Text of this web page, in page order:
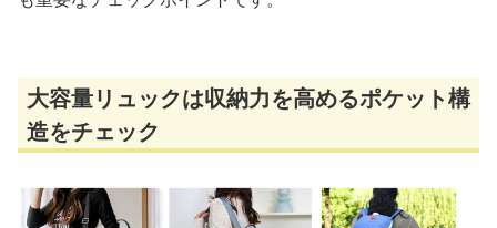
大容量リュックは収納力を高めるポケット構
造をチェック